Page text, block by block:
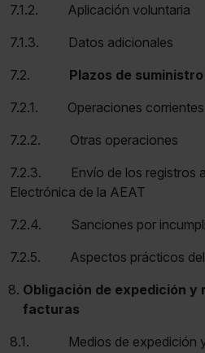
7.1.2. Aplicación voluntaria
7.1.3. Datos adicionales
7.2.
Plazos de suministro
7.2.1. Operaciones corrientes
7.2.2. Otras operaciones
7.2.3. Envío de los registros a
Electrónica de la AEAT
7.2.4. Sanciones por
7.2.5. Aspectos prácticos del
Obligación de expedición y
facturas
8.1. Medios de expedición y